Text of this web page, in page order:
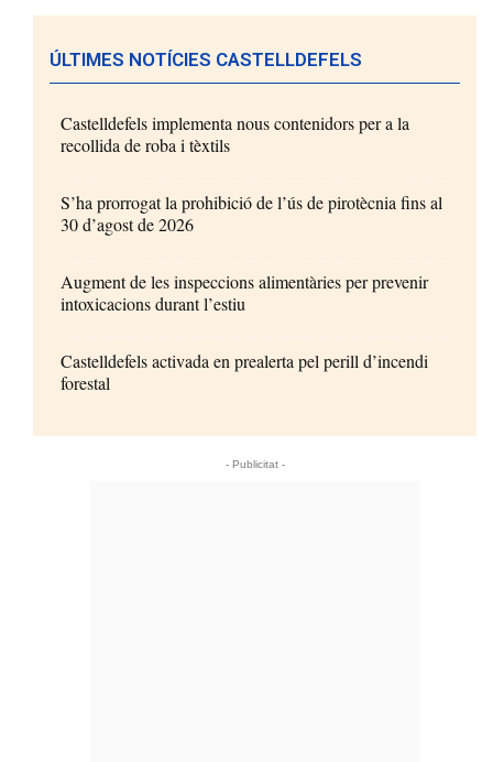
ÚLTIMES NOTÍCIES CASTELLDEFELS
Castelldefels implementa nous contenidors per a la
recollida de roba i tèxtils
S’ha prorrogat la prohibició de l’ús de pirotècnia fins al
30 d’agost de 2026
Augment de les inspeccions alimentàries per prevenir
intoxicacions durant l’estiu
Castelldefels activada en prealerta pel perill d’incendi
forestal
- Publicitat -